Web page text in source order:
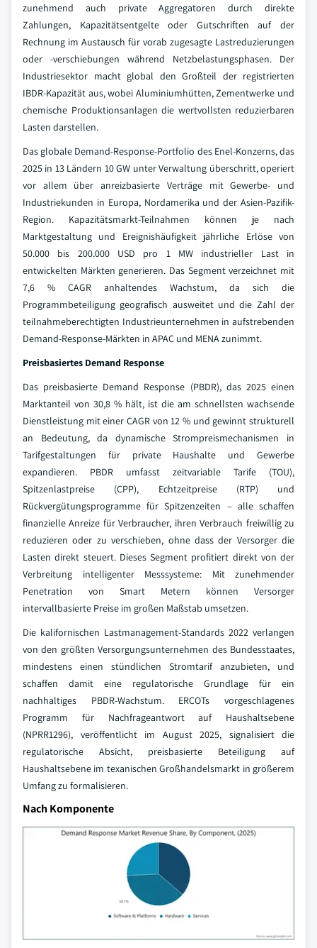
zunehmend auch private Aggregatoren durch direkte
Zahlungen, Kapazitätsentgelte oder Gutschriften auf der
Rechnung im Austausch für vorab zugesagte Lastreduzierungen
oder -verschiebungen während Netzbelastungsphasen. Der
Industriesektor macht global den Großteil der registrierten
IBDR-Kapazität aus, wobei Aluminiumhütten, Zementwerke und
chemische Produktionsanlagen die wertvollsten reduzierbaren
Lasten darstellen.
Das globale Demand-Response-Portfolio des Enel-Konzerns, das
2025 in 13 Ländern 10 GW unter Verwaltung überschritt, operiert
vor allem über anreizbasierte Verträge mit Gewerbe- und
Industriekunden in Europa, Nordamerika und der Asien-Pazifik-
Region. Kapazitätsmarkt-Teilnahmen können je nach
Marktgestaltung und Ereignishäufigkeit jährliche Erlöse von
50.000 bis 200.000 USD pro 1 MW industrieller Last in
entwickelten Märkten generieren. Das Segment verzeichnet mit
7,6 % CAGR anhaltendes Wachstum, da sich die
Programmbeteiligung geografisch ausweitet und die Zahl der
teilnahmeberechtigten Industrieunternehmen in aufstrebenden
Demand-Response-Märkten in APAC und MENA zunimmt.
Preisbasiertes Demand Response
Das preisbasierte Demand Response (PBDR), das 2025 einen
Marktanteil von 30,8 % hält, ist die am schnellsten wachsende
Dienstleistung mit einer CAGR von 12 % und gewinnt strukturell
an Bedeutung, da dynamische Strompreismechanismen in
Tarifgestaltungen für private Haushalte und Gewerbe
expandieren. PBDR umfasst zeitvariable Tarife (TOU),
Spitzenlastpreise (CPP), Echtzeitpreise (RTP) und
Rückvergütungsprogramme für Spitzenzeiten – alle schaffen
finanzielle Anreize für Verbraucher, ihren Verbrauch freiwillig zu
reduzieren oder zu verschieben, ohne dass der Versorger die
Lasten direkt steuert. Dieses Segment profitiert direkt von der
Verbreitung intelligenter Messsysteme: Mit zunehmender
Penetration von Smart Metern können Versorger
intervallbasierte Preise im großen Maßstab umsetzen.
Die kalifornischen Lastmanagement-Standards 2022 verlangen
von den größten Versorgungsunternehmen des Bundesstaates,
mindestens einen stündlichen Stromtarif anzubieten, und
schaffen damit eine regulatorische Grundlage für ein
nachhaltiges PBDR-Wachstum. ERCOTs vorgeschlagenes
Programm für Nachfrageantwort auf Haushaltsebene
(NPRR1296), veröffentlicht im August 2025, signalisiert die
regulatorische Absicht, preisbasierte Beteiligung auf
Haushaltsebene im texanischen Großhandelsmarkt in größerem
Umfang zu formalisieren.
Nach Komponente